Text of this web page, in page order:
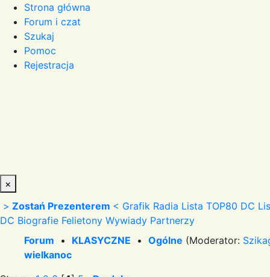
Strona główna
Forum i czat
Szukaj
Pomoc
Rejestracja
×
> Zostań Prezenterem < Grafik Radia Lista TOP80 DC
DC Biografie Felietony Wywiady Partnerzy
Forum • KLASYCZNE • Ogólne (Moderator:
wielkanoc